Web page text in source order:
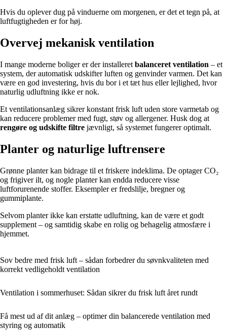
Hvis du oplever dug på vinduerne om morgenen, er det et tegn på, at
luftfugtigheden er for høj.
Overvej mekanisk ventilation
I mange moderne boliger er der installeret balanceret ventilation – et
system, der automatisk udskifter luften og genvinder varmen. Det kan
være en god investering, hvis du bor i et tæt hus eller lejlighed, hvor
naturlig udluftning ikke er nok.
Et ventilationsanlæg sikrer konstant frisk luft uden store varmetab og
kan reducere problemer med fugt, støv og allergener. Husk dog at
rengøre og udskifte filtre jævnligt, så systemet fungerer optimalt.
Planter og naturlige luftrensere
Grønne planter kan bidrage til et friskere indeklima. De optager CO₂
og frigiver ilt, og nogle planter kan endda reducere visse
luftforurenende stoffer. Eksempler er fredslilje, bregner og
gummiplante.
Selvom planter ikke kan erstatte udluftning, kan de være et godt
supplement – og samtidig skabe en rolig og behagelig atmosfære i
hjemmet.
Sov bedre med frisk luft – sådan forbedrer du søvnkvaliteten med
korrekt vedligeholdt ventilation
Ventilation i sommerhuset: Sådan sikrer du frisk luft året rundt
Få mest ud af dit anlæg – optimer din balancerede ventilation med
styring og automatik